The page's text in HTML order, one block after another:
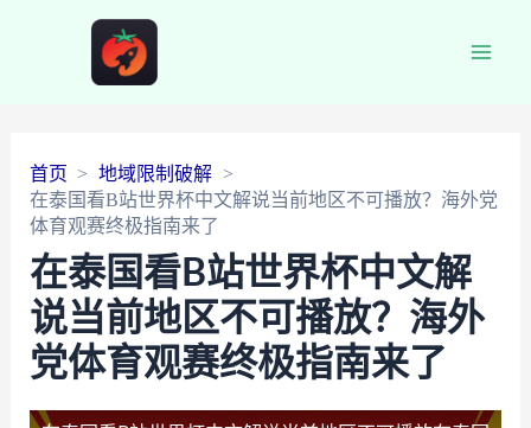
首页
地域限制破解
在泰国看B站世界杯中文解说当前地区不可播放？海外党
体育观赛终极指南来了
在泰国看B站世界杯中文解
说当前地区不可播放？海外
党体育观赛终极指南来了